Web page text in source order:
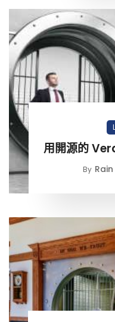
用開源的
By Rain